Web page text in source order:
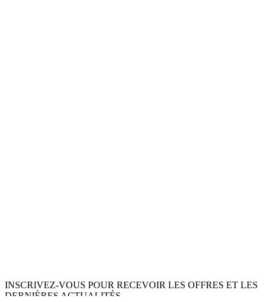
INSCRIVEZ-VOUS POUR RECEVOIR LES OFFRES ET LES
DERNIÈRES ACTUALITÉS.